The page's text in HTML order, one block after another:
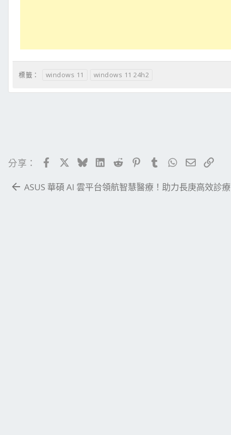
標籤： windows 11 windows 11 24h2
分享： FacebookBlueskyLinkedIn
RedditPinterestTumblrWhatsApp
電子郵件
連結
ASUS 華碩 AI 雲平台領航智慧醫療！助力長庚高效診療